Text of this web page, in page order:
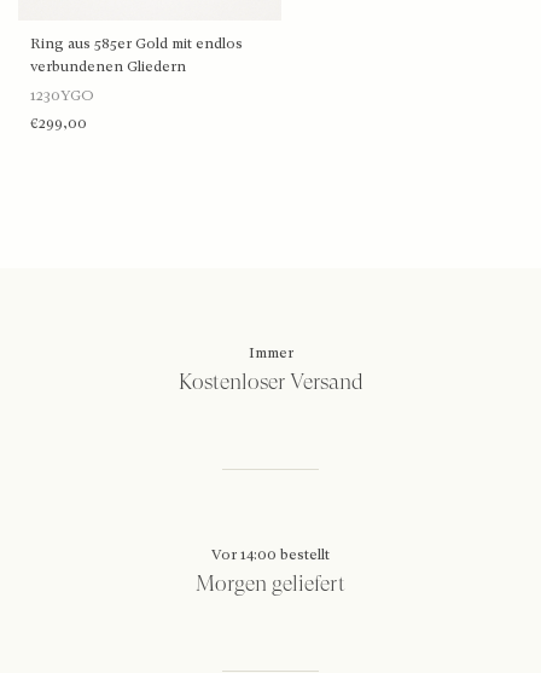
Ring aus 585er Gold mit endlos
verbundenen Gliedern
1230YGO
€299,00
Immer
Kostenloser Versand
Vor 14:00 bestellt
Morgen geliefert